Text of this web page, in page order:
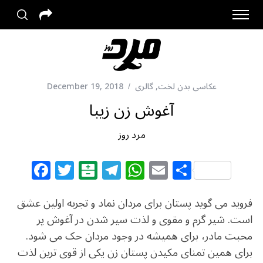
عکاسی بدن لخت,گالری December 19, 2018
آغوش زن زیبا
مرد روز
F
a
c
e
b
T
w
itt
e
r
B
al
at
ar
in
T
el
e
g
ra
W
h
at
s
A
E
m
ai
l
S
h
ar
e
فروید می گوید پستان برای مردان نماد و تجربه اولین عشق
است. شیر گرم و مقوی و لذت سیر شدن در آغوش پر
محبت مادر، برای همیشه در وجود مردان حک می شود.
برای همین تمنای مکیدن پستان زن یکی از قوی ترین لذت